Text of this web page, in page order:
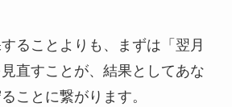
ることよりも、まずは「翌月
直すことが、結果としてあな
ことに繋がります。